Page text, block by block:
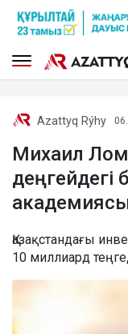
Azattyq Rýhy
Михаил
деңгейдегі
Қазақстандағы
10 миллиард